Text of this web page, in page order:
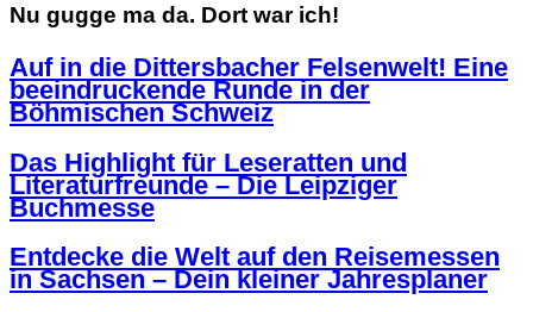
Nu gugge ma da. Dort war ich!
Auf in die Dittersbacher Felsenwelt! Eine
beeindruckende Runde in der
Böhmischen Schweiz
Das Highlight für Leseratten und
Literaturfreunde – Die Leipziger
Buchmesse
Entdecke die Welt auf den Reisemessen
in Sachsen – Dein kleiner Jahresplaner